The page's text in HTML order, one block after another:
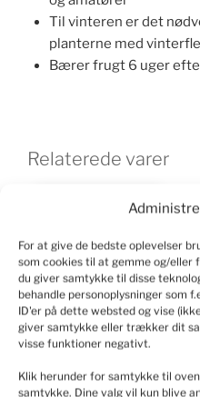
For at give de bedste oplevelser
som cookies til at gemme og/eller
du giver samtykke til disse
behandle personoplysninger som
ID'er på dette websted og vise
giver samtykke eller trækker dit
visse funktioner negativt.
Klik herunder for samtykke til
samtykke. Dine valg vil kun blive
Til vinteren er det
planterne med
Bærer frugt 6 uger
Relaterede varer
Jordbær Senga Sengana –
planter